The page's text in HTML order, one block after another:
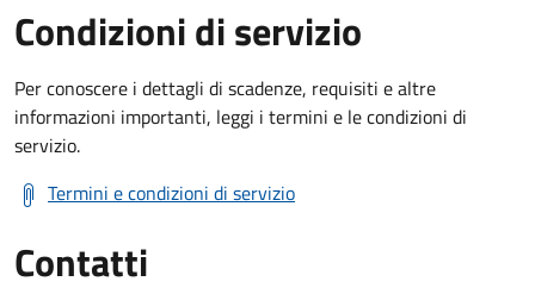
Condizioni di servizio
Per conoscere i dettagli di scadenze, requisiti e altre
informazioni importanti, leggi i termini e le condizioni di
servizio.
Termini e condizioni di servizio
Contatti